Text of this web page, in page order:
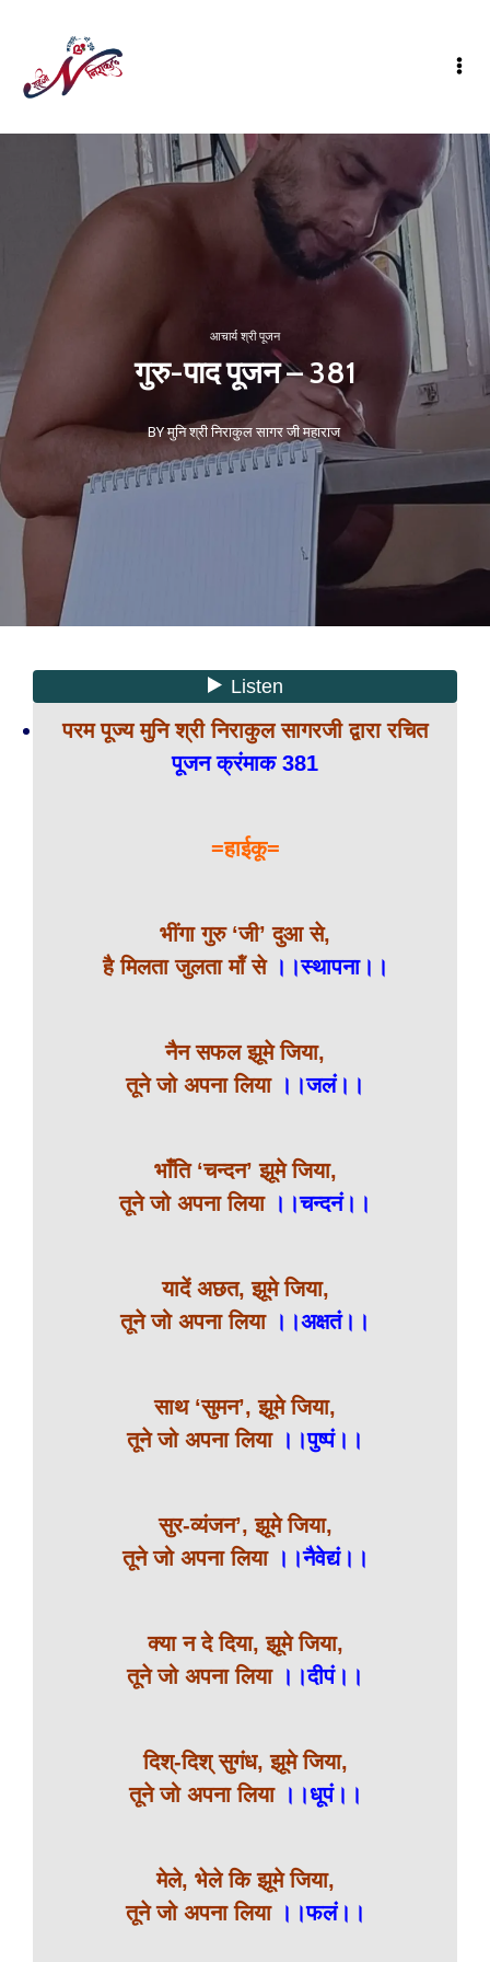
आचार्य श्री पूजन
गुरु-पाद पूजन – 381
BY मुनि श्री निराकुल सागर जी महाराज
परम पूज्य मुनि श्री निराकुल सागरजी द्वारा रचित
पूजन क्रंमाक 381
=हाईकू=
भींगा गुरु ‘जी’ दुआ से,
है मिलता जुलता मॉं से ।।स्थापना।।
नैन सफल झूमे जिया,
तूने जो अपना लिया।।जलं।।
भाँति ‘चन्दन’ झूमे जिया,
तूने जो अपना लिया।।चन्दनं।।
यादें अछत, झूमे जिया,
तूने जो अपना लिया।।अक्षतं।।
साथ ‘सुमन’, झूमे जिया,
तूने जो अपना लिया।।पुष्पं।।
सुर-व्यंजन’, झूमे जिया,
तूने जो अपना लिया ।।नैवेद्यं।।
क्या न दे दिया, झूमे जिया,
तूने जो अपना लिया।।दीपं।।
दिश्-दिश् सुगंध, झूमे जिया,
तूने जो अपना लिया ।।धूपं।।
मेले, भेले कि झूमे जिया,
तूने जो अपना लिया ।।फलं।।